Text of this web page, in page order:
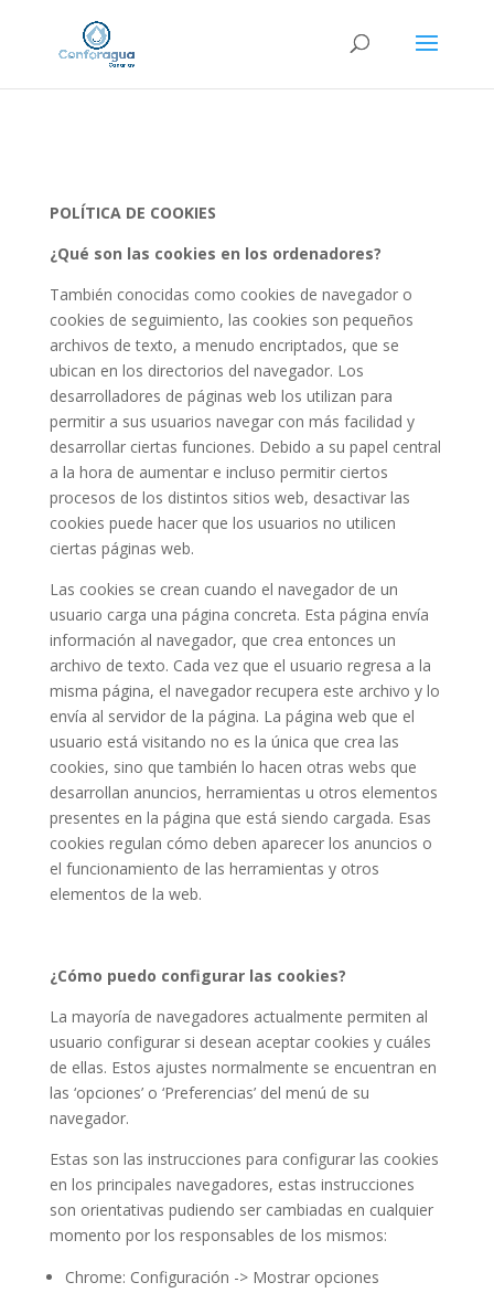
POLÍTICA DE COOKIES
¿Qué son las cookies en los ordenadores?
También conocidas como cookies de navegador o
cookies de seguimiento, las cookies son pequeños
archivos de texto, a menudo encriptados, que se
ubican en los directorios del navegador. Los
desarrolladores de páginas web los utilizan para
permitir a sus usuarios navegar con más facilidad y
desarrollar ciertas funciones. Debido a su papel central
a la hora de aumentar e incluso permitir ciertos
procesos de los distintos sitios web, desactivar las
cookies puede hacer que los usuarios no utilicen
ciertas páginas web.
Las cookies se crean cuando el navegador de un
usuario carga una página concreta. Esta página envía
información al navegador, que crea entonces un
archivo de texto. Cada vez que el usuario regresa a la
misma página, el navegador recupera este archivo y lo
envía al servidor de la página. La página web que el
usuario está visitando no es la única que crea las
cookies, sino que también lo hacen otras webs que
desarrollan anuncios, herramientas u otros elementos
presentes en la página que está siendo cargada. Esas
cookies regulan cómo deben aparecer los anuncios o
el funcionamiento de las herramientas y otros
elementos de la web.
¿Cómo puedo configurar las cookies?
La mayoría de navegadores actualmente permiten al
usuario configurar si desean aceptar cookies y cuáles
de ellas. Estos ajustes normalmente se encuentran en
las ‘opciones’ o ‘Preferencias’ del menú de su
navegador.
Estas son las instrucciones para configurar las cookies
en los principales navegadores, estas instrucciones
son orientativas pudiendo ser cambiadas en cualquier
momento por los responsables de los mismos:
Chrome: Configuración -> Mostrar opciones